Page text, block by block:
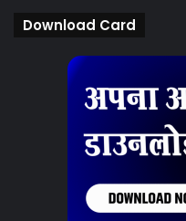
Download Card